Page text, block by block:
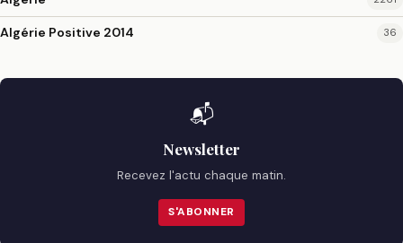
Algérie Positive 2014 36
📬
Newsletter
Recevez l'actu chaque matin.
S'ABONNER